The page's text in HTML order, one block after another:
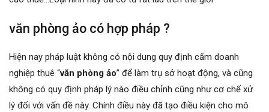
văn phòng ảo có hợp pháp ?
Hiện nay pháp luật không có nội dung quy định cấm doanh
nghiệp thuê “văn phòng ảo” để làm trụ sở hoạt động, và cũng
không có quy định pháp lý nào điều chỉnh cũng như cơ chế xử
lý đối với vấn đề này. Chính điều này đã tạo điều kiện cho mô